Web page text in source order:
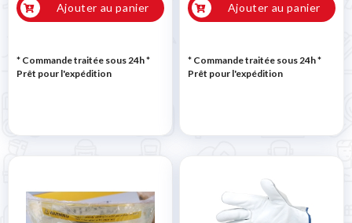
Ajouter au panier
* Commande traitée sous 24h*
Prêt pour l'expédition
Ajouter au panier
* Commande traitée sous 24h*
Prêt pour l'expédition